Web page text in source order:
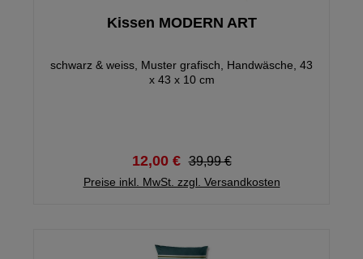
Kissen MODERN ART
schwarz & weiss, Muster grafisch, Handwäsche, 43
x 43 x 10 cm
12,00 € 39,99 €
Preise inkl. MwSt. zzgl. Versandkosten